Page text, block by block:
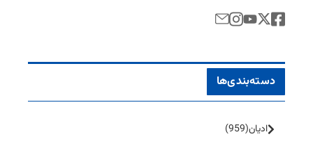
دسته‌بندی‌ها
ادیان(959)